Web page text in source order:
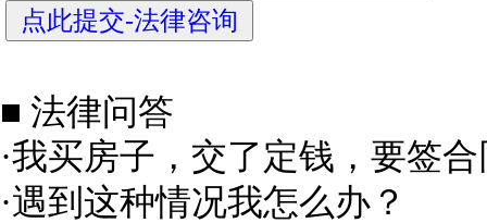
■ 法律问答
·我买房子，交了定钱，要签
·遇到这种情况我怎么办？